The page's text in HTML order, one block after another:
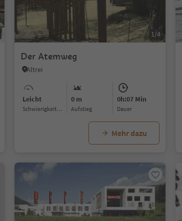
1/4
Der Atemweg
Altrei
Leicht
Schwierigkeitsgrad
0 m
Aufstieg
0h:07 Min
Dauer
Mehr dazu